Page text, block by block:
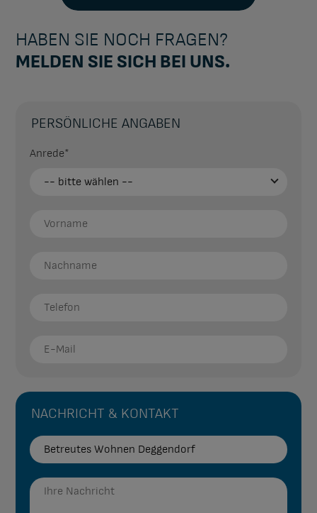
HABEN SIE NOCH FRAGEN?
MELDEN SIE SICH BEI UNS.
PERSÖNLICHE ANGABEN
Anrede*
NACHRICHT & KONTAKT